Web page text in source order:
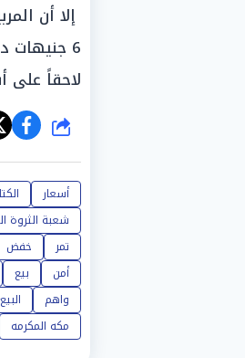
إلا أن
6
لاحقاً على
شارك
أسعار
شعبة الثروة
تمر
خفض
أمن
بيع
واهم
البيع
مكه المكرمه